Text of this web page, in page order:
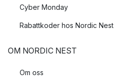
Cyber Monday
Rabattkoder hos Nordic Nest
OM NORDIC NEST
Om oss